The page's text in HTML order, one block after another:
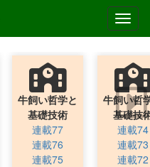
牛飼い哲学と
基礎技術
連載77
連載76
連載75
牛飼い哲
基礎技
連載74
連載73
連載72